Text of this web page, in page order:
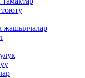
жашылчалар